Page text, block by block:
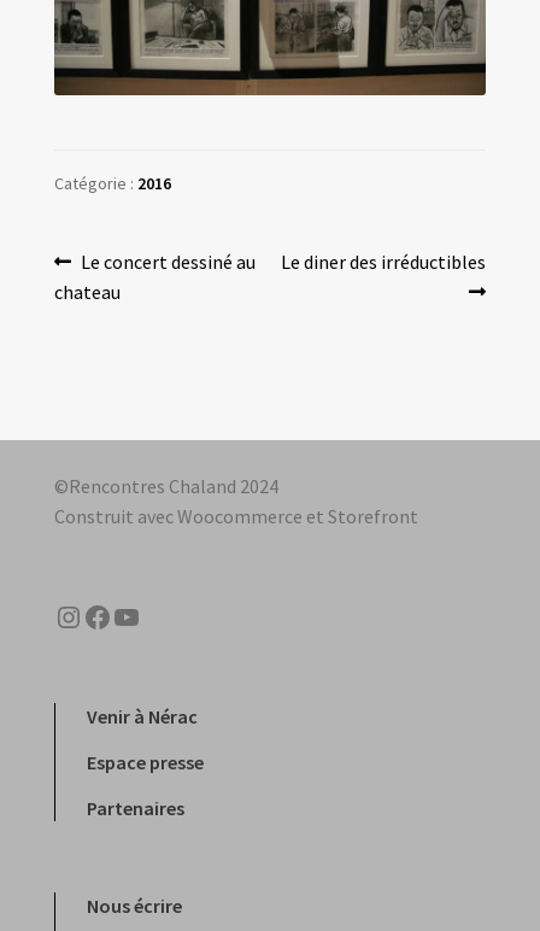
Catégorie : 2016
Navigation
de
Article
précédent :
Le concert dessiné au
chateau
Article
Le diner des irréductibles
©Rencontres Chaland 2024
Construit avec Woocommerce et Storefront
Instagram
Facebook
YouTube
Venir à Nérac
Espace presse
Partenaires
Nous écrire